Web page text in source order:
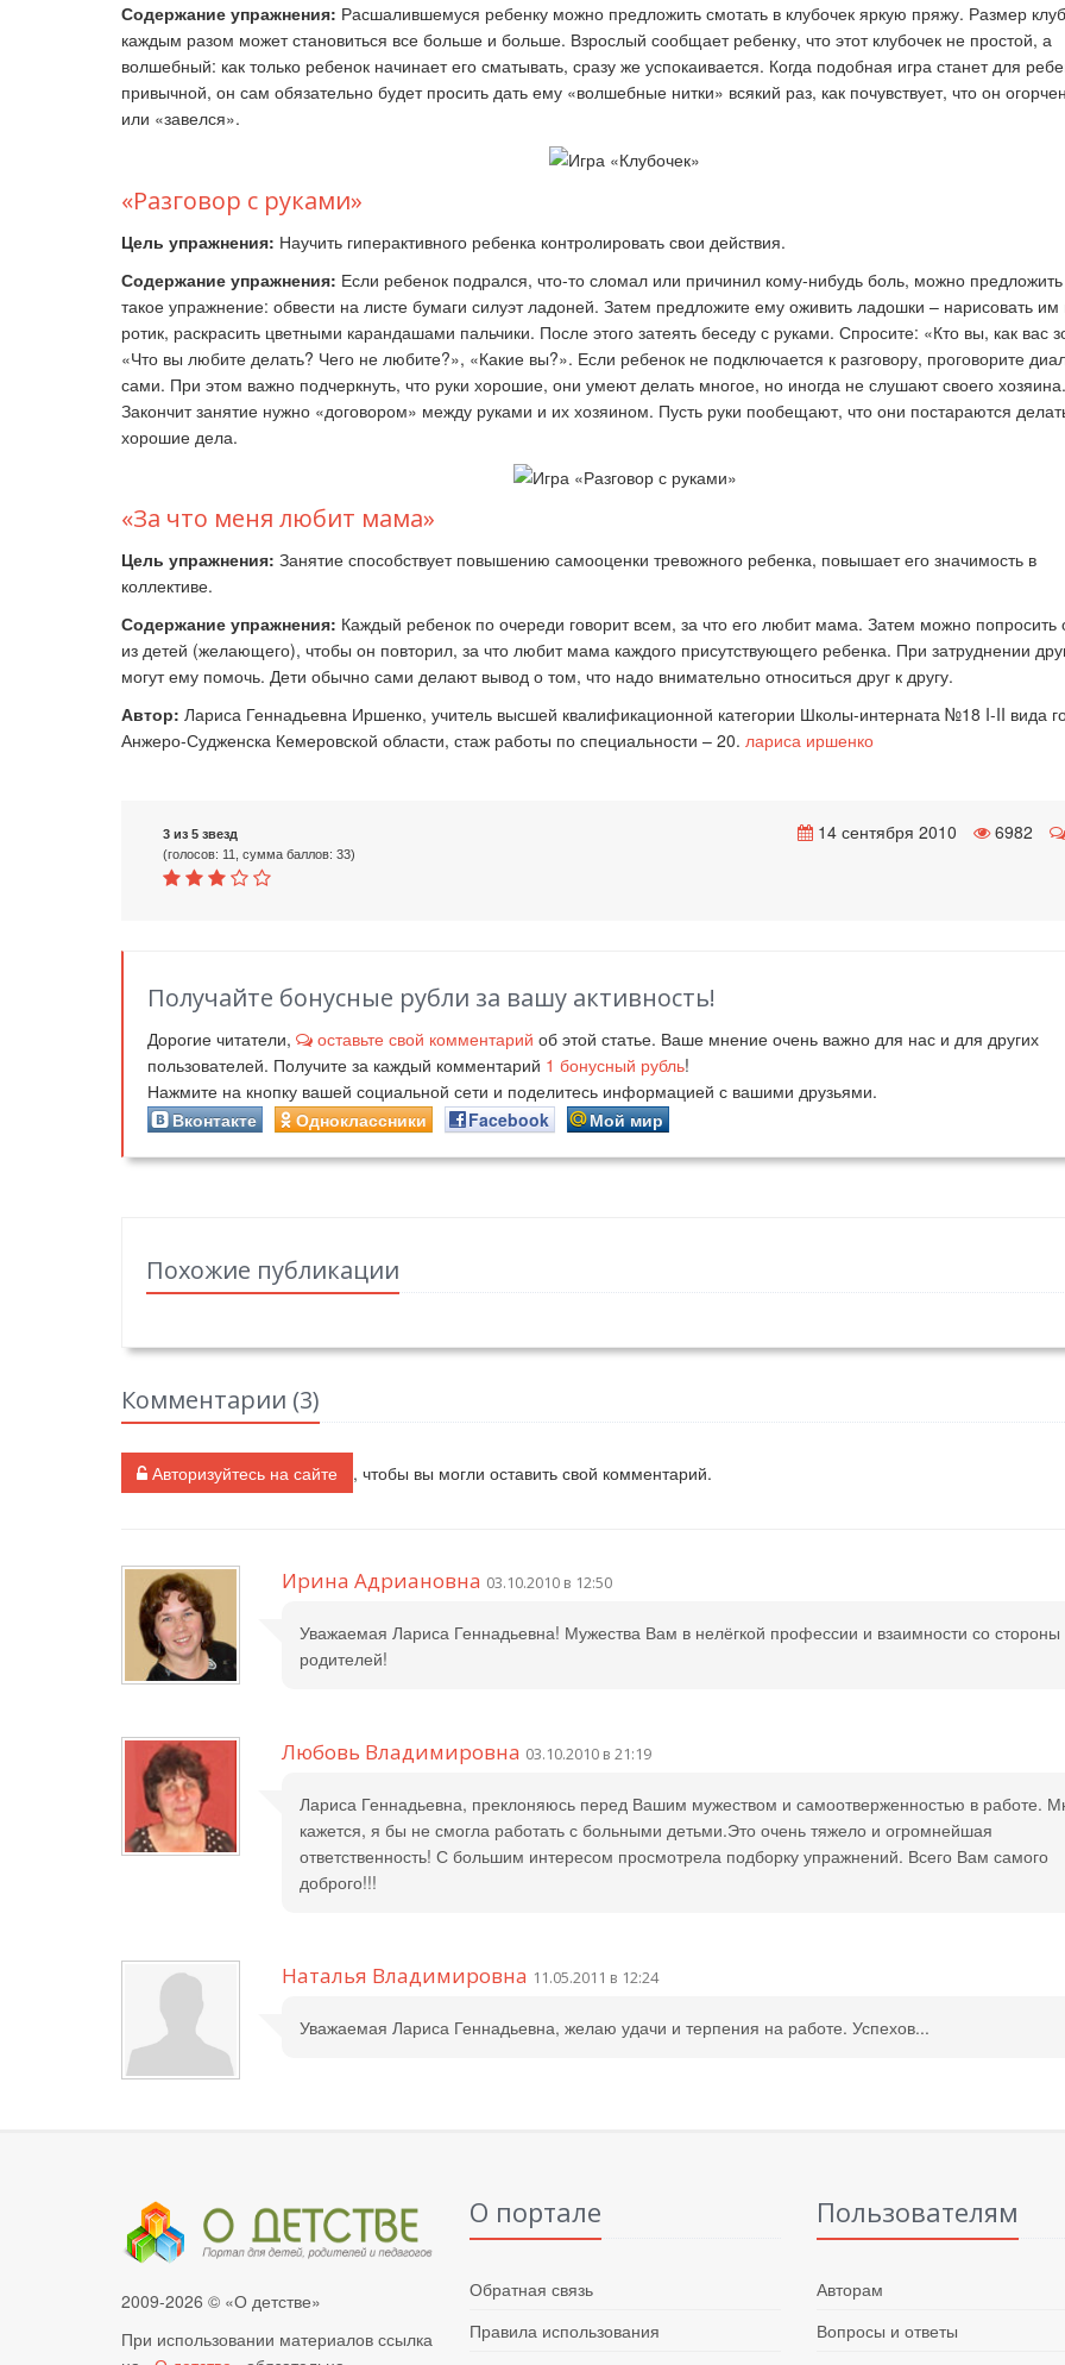
Содержание упражнения: Расшалившемуся ребенку можно предложить смотать в клубочек яркую пряжу. Размер
каждым разом может становиться все больше и больше. Взрослый сообщает ребенку, что этот клубочек не простой, а
волшебный: как только ребенок начинает его сматывать, сразу же успокаивается. Когда подобная игра станет для
привычной, он сам обязательно будет просить дать ему «волшебные нитки» всякий раз, как почувствует, что он
или «завелся».
«Разговор с руками»
Цель упражнения: Научить гиперактивного ребенка контролировать свои действия.
Содержание упражнения: Если ребенок подрался, что-то сломал или причинил кому-нибудь боль, можно
такое упражнение: обвести на листе бумаги силуэт ладоней. Затем предложите ему оживить ладошки – нарисовать им
ротик, раскрасить цветными карандашами пальчики. После этого затеять беседу с руками. Спросите: «Кто вы, как вас
«Что вы любите делать? Чего не любите?», «Какие вы?». Если ребенок не подключается к разговору, проговорите
сами. При этом важно подчеркнуть, что руки хорошие, они умеют делать многое, но иногда не слушают своего хозяина.
Закончит занятие нужно «договором» между руками и их хозяином. Пусть руки пообещают, что они постараются
хорошие дела.
«За что меня любит мама»
Цель упражнения: Занятие способствует повышению самооценки тревожного ребенка, повышает его значимость в
коллективе.
Содержание упражнения: Каждый ребенок по очереди говорит всем, за что его любит мама. Затем можно попросить
из детей (желающего), чтобы он повторил, за что любит мама каждого присутствующего ребенка. При затруднении
могут ему помочь. Дети обычно сами делают вывод о том, что надо внимательно относиться друг к другу.
Автор: Лариса Геннадьевна Иршенко, учитель высшей квалификационной категории Школы-интерната №18 I-II вида
Анжеро-Судженска Кемеровской области, стаж работы по специальности – 20. лариса иршенко
3 из 5 звезд
(голосов: 11, сумма баллов: 33)
14 сентября 2010 6982
Получайте бонусные рубли за вашу активность!
Дорогие читатели, оставьте свой комментарий об этой статье. Ваше мнение очень важно для нас и для других
пользователей. Получите за каждый комментарий 1 бонусный рубль!
Нажмите на кнопку вашей социальной сети и поделитесь информацией с вашими друзьями.
Вконтакте
Одноклассники Facebook Мой мир
Похожие публикации
Комментарии (3)
Авторизуйтесь на сайте , чтобы вы могли оставить свой комментарий.
Ирина Адриановна 03.10.2010 в 12:50
Уважаемая Лариса Геннадьевна! Мужества Вам в нелёгкой профессии и взаимности со стороны
родителей!
Любовь Владимировна 03.10.2010 в 21:19
Лариса Геннадьевна, преклоняюсь перед Вашим мужеством и самоотверженностью в работе.
кажется, я бы не смогла работать с больными детьми.Это очень тяжело и огромнейшая
ответственность! С большим интересом просмотрела подборку упражнений. Всего Вам самого
доброго!!!
Наталья Владимировна 11.05.2011 в 12:24
Уважаемая Лариса Геннадьевна, желаю удачи и терпения на работе. Успехов...
2009-2026 © «О детстве»
При использовании материалов ссылка
О портале
Обратная связь
Правила использования
Пользователям
Авторам
Вопросы и ответы